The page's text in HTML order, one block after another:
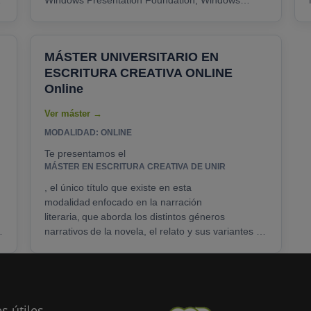
MÁSTER UNIVERSITARIO EN
ESCRITURA CREATIVA ONLINE
Online
MODALIDAD: ONLINE
Te presentamos el
MÁSTER EN ESCRITURA CREATIVA DE UNIR
, el único título que existe en esta
modalidad enfocado en la narración
literaria, que aborda los distintos géneros
narrativos de la novela, el relato y sus variantes y